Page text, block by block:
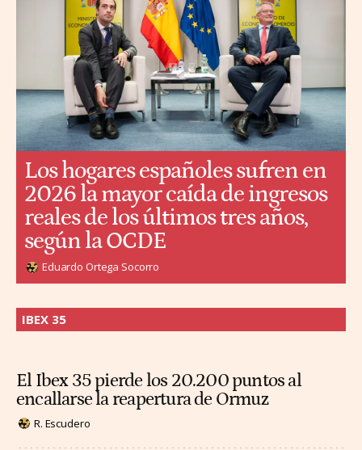
Los hogares españoles sufren en
2026 la mayor caída de ingresos
reales de los últimos tres años,
según la OCDE
Eduardo Ortega Socorro
IBEX 35
El Ibex 35 pierde los 20.200 puntos al
encallarse la reapertura de Ormuz
R. Escudero